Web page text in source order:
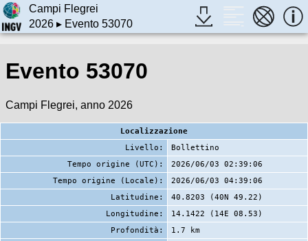
Campi Flegrei
2026▸ Evento 53070
Evento 53070
Campi Flegrei, anno 2026
Localizzazione
Livello:
Bollettino
Tempo origine (UTC):
2026/06/03 02:39:06
Tempo origine (Locale):
2026/06/03 04:39:06
Latitudine:
40.8203 (40N 49.22)
Longitudine:
14.1422 (14E 08.53)
Profondità:
1.7 km